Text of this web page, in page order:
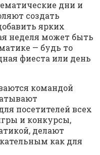
дни и
создать
ярких
неделя может быть
— будь то
фиеста или день
командой
посетителей всех
и конкурсы,
делают
как для